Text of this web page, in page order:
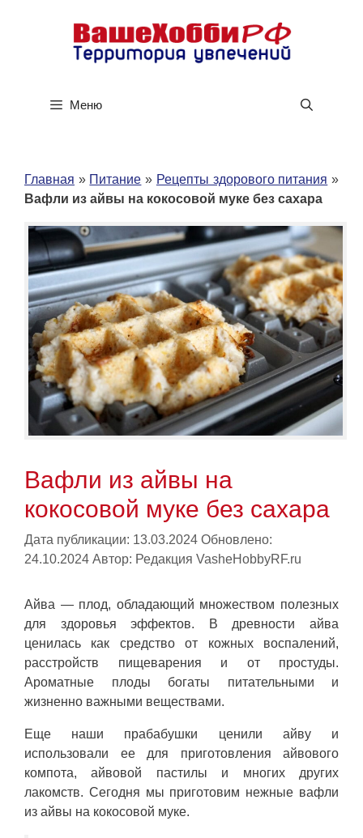
содержимому
Меню
Главная » Питание » Рецепты здорового питания »
Вафли из айвы на кокосовой муке без сахара
Вафли из айвы на
кокосовой муке без сахара
Дата публикации: 13.03.2024 Обновлено:
24.10.2024 Автор: Редакция VasheHobbyRF.ru
Айва — плод, обладающий множеством полезных
для здоровья эффектов. В древности айва
ценилась как средство от кожных воспалений,
расстройств пищеварения и от простуды.
Ароматные плоды богаты питательными и
жизненно важными веществами.
Еще наши прабабушки ценили айву и
использовали ее для приготовления айвового
компота, айвовой пастилы и многих других
лакомств. Сегодня мы приготовим нежные вафли
из айвы на кокосовой муке.